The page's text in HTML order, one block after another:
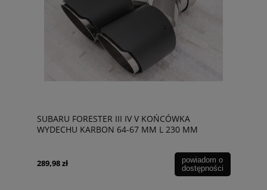
SUBARU FORESTER III IV V KOŃCÓWKA
WYDECHU KARBON 64-67 MM L 230 MM
289,98 zł
powiadom o
dostępności